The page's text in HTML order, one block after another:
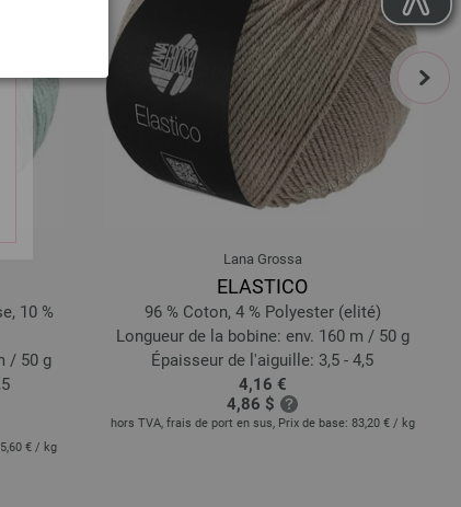
10 %
/ 50 g
€ / kg
Lana Grossa
ELASTICO
96 % Coton, 4 % Polyester (elité)
Longueur de la bobine: env. 160 m / 50 g
Épaisseur de l'aiguille: 3,5 - 4,5
4,16 €
4,86 $
hors TVA, frais de port en sus, Prix de base: 83,20 € / kg
next